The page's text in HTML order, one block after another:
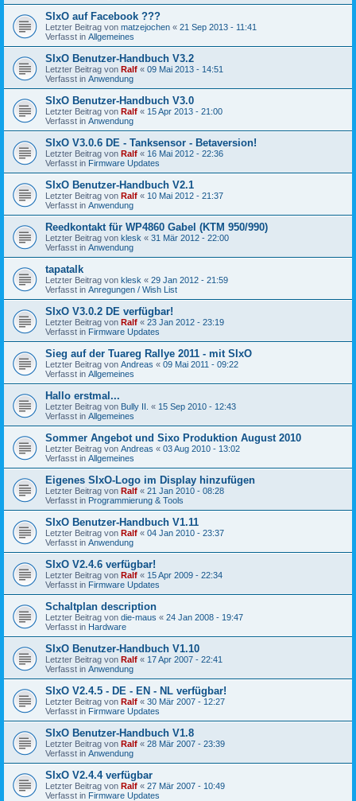
SIxO auf Facebook ???
Letzter Beitrag von matzejochen « 21 Sep 2013 - 11:41
Verfasst in Allgemeines
SIxO Benutzer-Handbuch V3.2
Letzter Beitrag von Ralf « 09 Mai 2013 - 14:51
Verfasst in Anwendung
SIxO Benutzer-Handbuch V3.0
Letzter Beitrag von Ralf « 15 Apr 2013 - 21:00
Verfasst in Anwendung
SIxO V3.0.6 DE - Tanksensor - Betaversion!
Letzter Beitrag von Ralf « 16 Mai 2012 - 22:36
Verfasst in Firmware Updates
SIxO Benutzer-Handbuch V2.1
Letzter Beitrag von Ralf « 10 Mai 2012 - 21:37
Verfasst in Anwendung
Reedkontakt für WP4860 Gabel (KTM 950/990)
Letzter Beitrag von klesk « 31 Mär 2012 - 22:00
Verfasst in Anwendung
tapatalk
Letzter Beitrag von klesk « 29 Jan 2012 - 21:59
Verfasst in Anregungen / Wish List
SIxO V3.0.2 DE verfügbar!
Letzter Beitrag von Ralf « 23 Jan 2012 - 23:19
Verfasst in Firmware Updates
Sieg auf der Tuareg Rallye 2011 - mit SIxO
Letzter Beitrag von Andreas « 09 Mai 2011 - 09:22
Verfasst in Allgemeines
Hallo erstmal...
Letzter Beitrag von Bully II. « 15 Sep 2010 - 12:43
Verfasst in Allgemeines
Sommer Angebot und Sixo Produktion August 2010
Letzter Beitrag von Andreas « 03 Aug 2010 - 13:02
Verfasst in Allgemeines
Eigenes SIxO-Logo im Display hinzufügen
Letzter Beitrag von Ralf « 21 Jan 2010 - 08:28
Verfasst in Programmierung & Tools
SIxO Benutzer-Handbuch V1.11
Letzter Beitrag von Ralf « 04 Jan 2010 - 23:37
Verfasst in Anwendung
SIxO V2.4.6 verfügbar!
Letzter Beitrag von Ralf « 15 Apr 2009 - 22:34
Verfasst in Firmware Updates
Schaltplan description
Letzter Beitrag von die-maus « 24 Jan 2008 - 19:47
Verfasst in Hardware
SIxO Benutzer-Handbuch V1.10
Letzter Beitrag von Ralf « 17 Apr 2007 - 22:41
Verfasst in Anwendung
SIxO V2.4.5 - DE - EN - NL verfügbar!
Letzter Beitrag von Ralf « 30 Mär 2007 - 12:27
Verfasst in Firmware Updates
SIxO Benutzer-Handbuch V1.8
Letzter Beitrag von Ralf « 28 Mär 2007 - 23:39
Verfasst in Anwendung
SIxO V2.4.4 verfügbar
Letzter Beitrag von Ralf « 27 Mär 2007 - 10:49
Verfasst in Firmware Updates